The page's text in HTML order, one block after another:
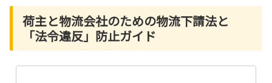
荷主と物流会社のための物流下請法と
「法令違反」防止ガイド